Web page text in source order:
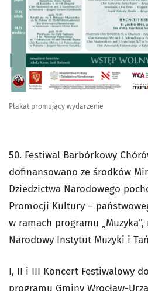
Plakat promujący wydarzenie
50. Festiwal Barbórkowy
dofinansowano ze środków
Dziedzictwa Narodowego
Promocji Kultury –
w ramach programu
Narodowy Instytut Muzyki i
I, II i III Koncert Festiwalowy
programu Gminy Wrocław-